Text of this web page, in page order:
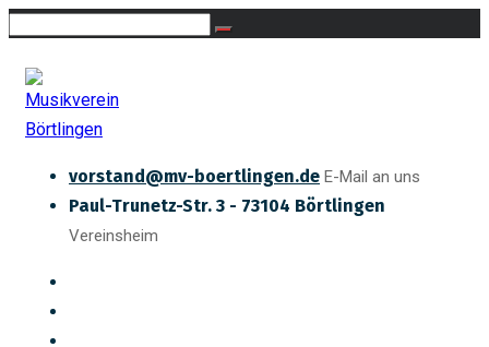
vorstand@mv-boertlingen.de E-Mail an uns
Paul-Trunetz-Str. 3 - 73104 Börtlingen
Vereinsheim